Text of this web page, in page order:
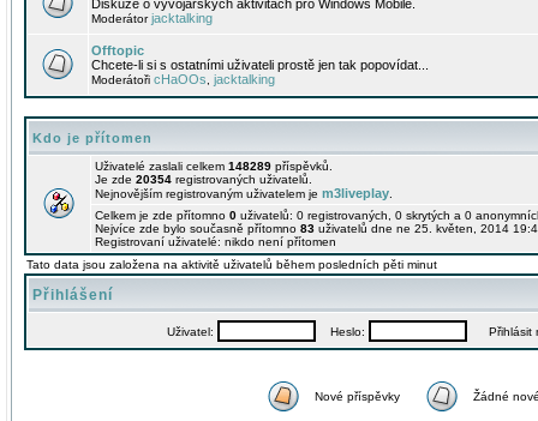
Diskuze o vývojářských aktivitách pro Windows Mobile.
Moderátorjacktalking
Offtopic
Chcete-li si s ostatními uživateli prostě jen tak popovídat...
Moderátoři cHaOOs jacktalking
Kdo je přítomen
Uživatelé zaslali celkem 148289 příspěvků.
Je zde 20354 registrovaných uživatelů.
Nejnovějším registrovaným uživatelem je m3liveplay
Celkem je zde přítomno 0 uživatelů: 0 registrovaných, 0 skrytých a 0
Nejvíce zde bylo současně přítomno 83 uživatelů dne ne 25. květen, 2014
Registrovaní uživatelé: nikdo není přítomen
Tato data jsou založena na aktivitě uživatelů během posledních pěti minut
Přihlášení
Uživatel: Heslo: Přihlásit
Nové příspěvky Žádné